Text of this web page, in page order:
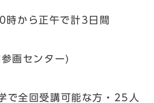
から正午で計3日間
画センター)
で全回受講可能な方・25人